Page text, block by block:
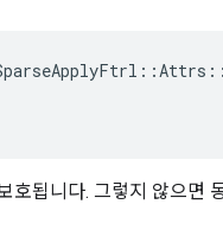
됩니다. 그렇지 않으면